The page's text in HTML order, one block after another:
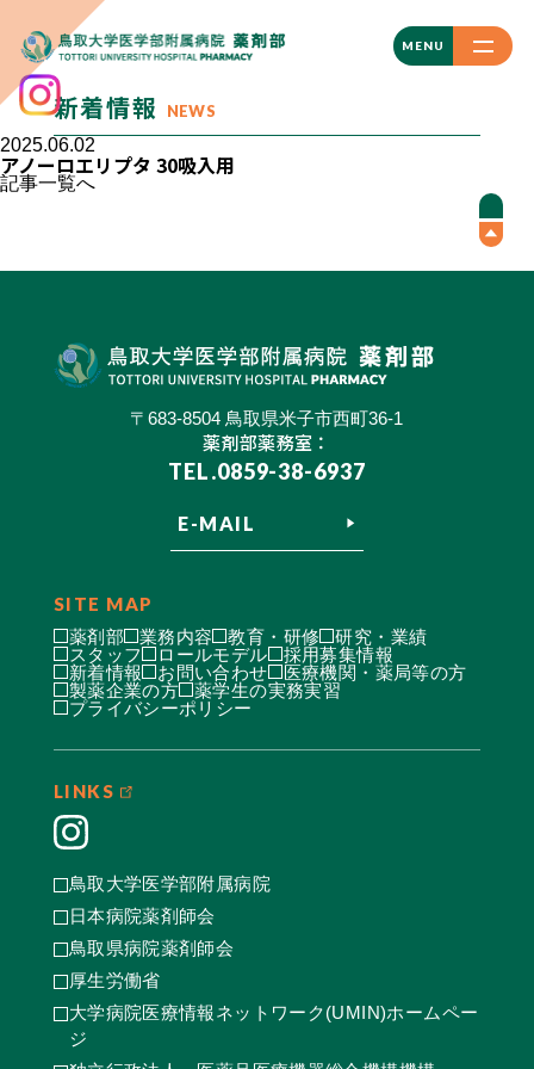
MENU
CLOSE
新着情報 NEWS
2025.06.02
アノーロエリプタ 30吸入用
記事一覧へ
〒683-8504 鳥取県米子市西町36-1
薬剤部薬務室：
TEL.0859-38-6937
E-MAIL
SITE MAP
薬剤部 業務内容 教育・研修
研究・業績
スタッフ
ロールモデル
採用募集情報
新着情報
お問い合わせ
医療機関・薬局等の方
製薬企業の方
薬学生の実務実習
プライバシーポリシー
LINKS
鳥取大学医学部附属病院
日本病院薬剤師会
鳥取県病院薬剤師会
厚生労働省
大学病院医療情報ネットワーク(UMIN)ホームペー
ジ